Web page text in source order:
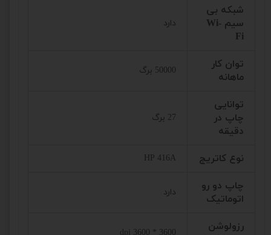
شبکه بی
سیم Wi-
Fi
دارد
توان کار
ماهانه
50000 برگ
توانایی
چاپ در
دقیقه
27 برگ
نوع کاتریج HP 416A
چاپ دو رو
اتوماتیک
دارد
رزولوشن